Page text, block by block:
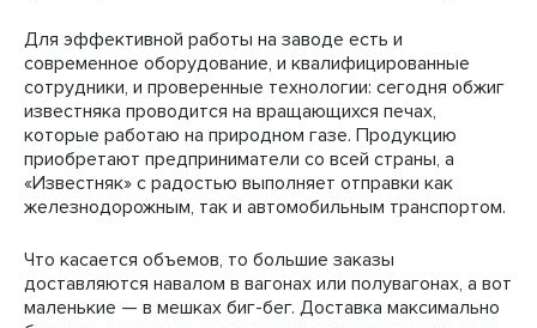
Для эффективной работы на заводе есть и
современное оборудование, и квалифицированные
сотрудники, и проверенные технологии: сегодня обжиг
известняка проводится на вращающихся печах,
которые работаю на природном газе. Продукцию
приобретают предприниматели со всей страны, а
«Известняк» с радостью выполняет отправки как
железнодорожным, так и автомобильным транспортом.
Что касается объемов, то большие заказы
доставляются навалом в вагонах или полувагонах, а вот
маленькие — в мешках биг-бег. Доставка максимально